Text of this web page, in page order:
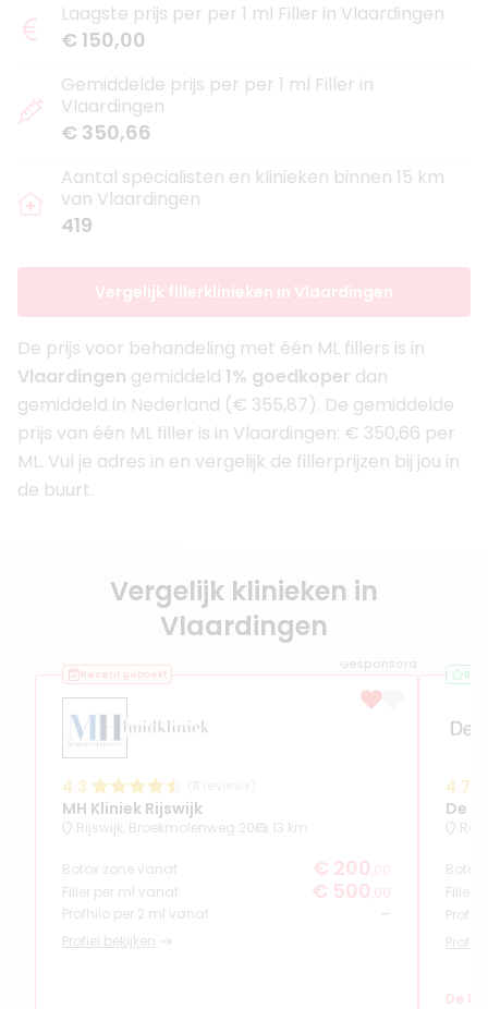
Laagste prijs per per 1 ml Filler in Vlaardingen
€ 150,00
Gemiddelde prijs per per 1 ml Filler in
Vlaardingen
€ 350,66
Aantal specialisten en klinieken binnen 15 km
van Vlaardingen
419
Vergelijk fillerklinieken in Vlaardingen
De prijs voor behandeling met één ML fillers is in
Vlaardingen gemiddeld 1% goedkoper dan
gemiddeld in Nederland (€ 355,87). De gemiddelde
prijs van één ML filler is in Vlaardingen: € 350,66 per
ML. Vul je adres in en vergelijk de fillerprijzen bij jou in
de buurt.
Vergelijk klinieken in
Vlaardingen
Gesponsord
Recent geboekt
4.3
MH Kliniek Rijswijk
Rijswijk, Broekmolenweg 20 13 km
Botox zone vanaf € 200 ,00
Filler per ml vanaf
€ 500 ,00
Profhilo per 2 ml vanaf
-
Profiel bekijken
4.7
De
Filler
De